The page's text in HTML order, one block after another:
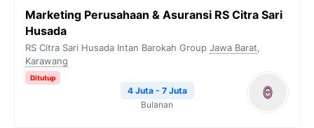
Marketing Perusahaan & Asuransi RS Citra Sari
Husada
RS Citra Sari Husada Intan Barokah Group Jawa Barat,
Karawang
Ditutup
4 Juta - 7 Juta
Bulanan